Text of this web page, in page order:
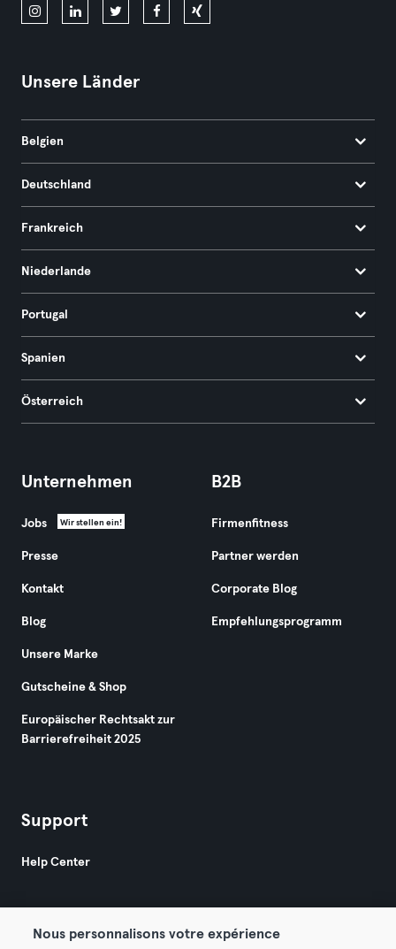
Unsere Länder
Belgien
Deutschland
Frankreich
Niederlande
Portugal
Spanien
Österreich
Unternehmen
Jobs Wir stellen ein!
Presse
Kontakt
Blog
Unsere Marke
Gutscheine & Shop
Europäischer Rechtsakt zur
Barrierefreiheit 2025
B2B
Firmenfitness
Partner werden
Corporate Blog
Empfehlungsprogramm
Support
Help Center
Nous personnalisons votre expérience